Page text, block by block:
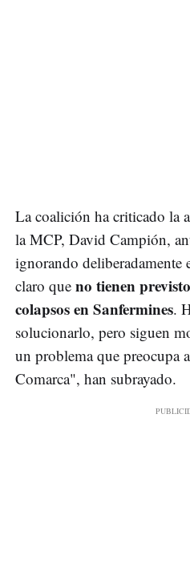
La coalición ha criticado la
la MCP, David Campión,
ignorando deliberadamente
claro que no tienen
colapsos en Sanfermines.
solucionarlo, pero siguen
un problema que preocupa
Comarca", han subrayado.